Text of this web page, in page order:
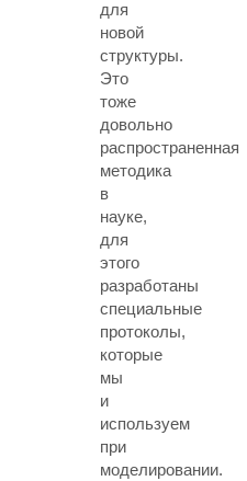
для
новой
структуры.
Это
тоже
довольно
распространенная
методика
в
науке,
для
этого
разработаны
специальные
протоколы,
которые
мы
и
используем
при
моделировании.